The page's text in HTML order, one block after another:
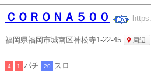
ＣＯＲＯＮＡ５００
福岡県福岡市城南区神松寺1-22-45 周辺
4 1 パチ 20 スロ